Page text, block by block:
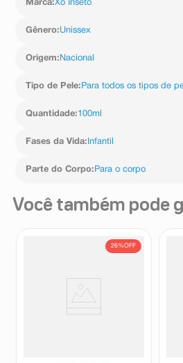
Marca:Xô Inseto
Gênero:Unissex
Origem: Nacional
Tipo de Pele: Para todos os tipos de
Quantidade:100ml
Fases da Vida: Infantil
Parte do Corpo: Para o corpo
Você também pode
26%OFF